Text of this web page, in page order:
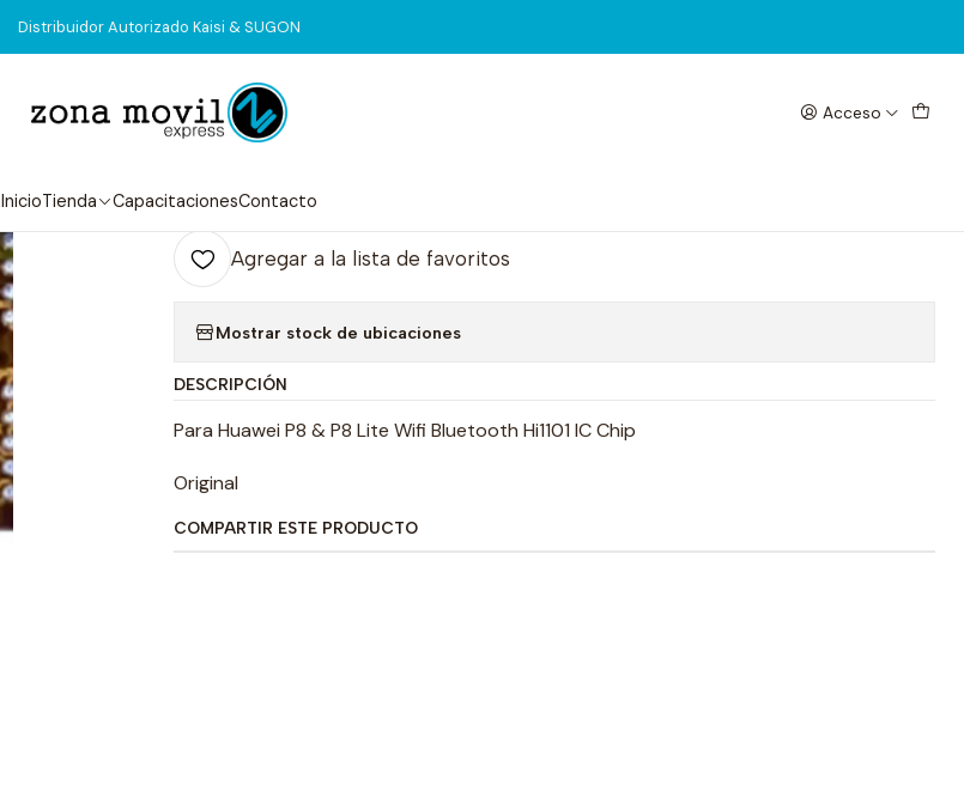
Acceso
InicioTienda CapacitacionesContacto
Distribuidor Autorizado Kaisi & SUGON
Inicio Tienda Integrados HI1101
|
HI1101
Cantidad
Agregar a la lista de favoritos
Mostrar stock de ubicaciones
DESCRIPCIÓN
Para Huawei P8 & P8 Lite Wifi Bluetooth Hi1101 IC Chip
Original
COMPARTIR ESTE PRODUCTO